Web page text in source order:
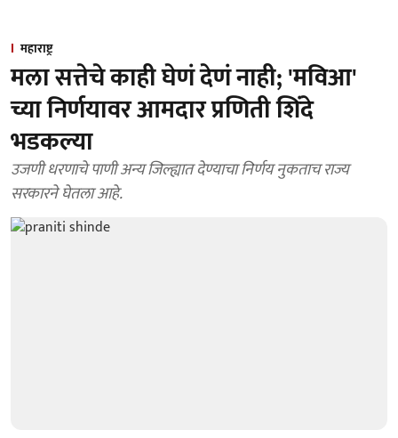
महाराष्ट्र
मला सत्तेचे काही घेणं देणं नाही; 'मविआ'
च्या निर्णयावर आमदार प्रणिती शिंदे
भडकल्या
उजणी धरणाचे पाणी अन्य जिल्ह्यात देण्याचा निर्णय नुकताच राज्य
सरकारने घेतला आहे.